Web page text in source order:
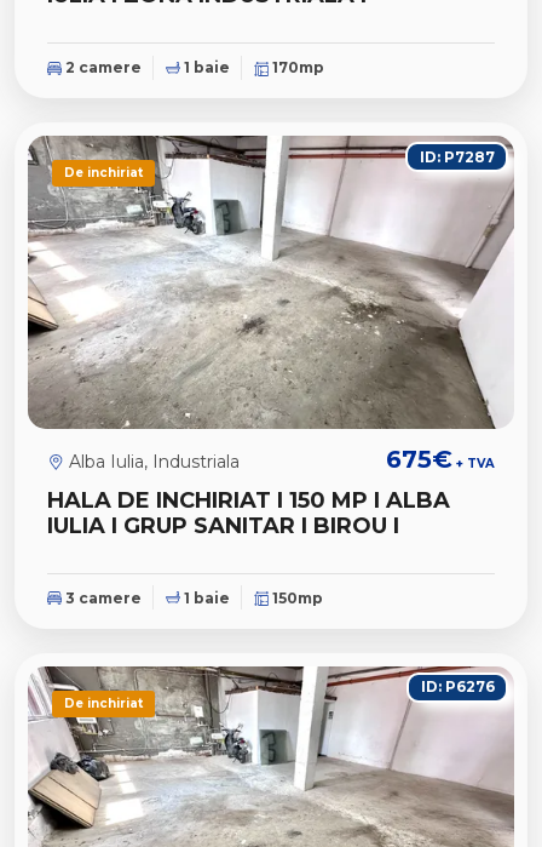
2 camere 1 baie 170mp
De inchiriat
HALA DE INCHIRIAT I 150 MP I ALBA
IULIA I GRUP SANITAR I BIROU I
Alba Iulia, Industriala 675€ + TVA
3 camere 1 baie 150mp
ID: P7287
De inchiriat
ID: P6276